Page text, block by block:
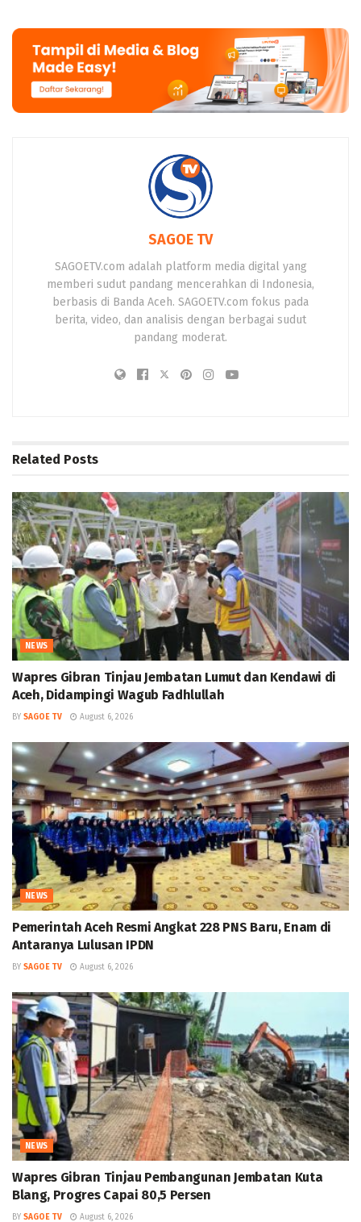
SAGOE TV
SAGOETV.com adalah platform media digital yang
memberi sudut pandang mencerahkan di Indonesia,
berbasis di Banda Aceh. SAGOETV.com fokus pada
berita, video, dan analisis dengan berbagai sudut
pandang moderat.
Related Posts
NEWS
Wapres Gibran Tinjau Jembatan Lumut dan Kendawi di
Aceh, Didampingi Wagub Fadhlullah
BY SAGOE TV August 6, 2026
NEWS
Pemerintah Aceh Resmi Angkat 228 PNS Baru, Enam di
Antaranya Lulusan IPDN
BY SAGOE TV August 6, 2026
NEWS
Wapres Gibran Tinjau Pembangunan Jembatan Kuta
Blang, Progres Capai 80,5 Persen
BY SAGOE TV August 6, 2026